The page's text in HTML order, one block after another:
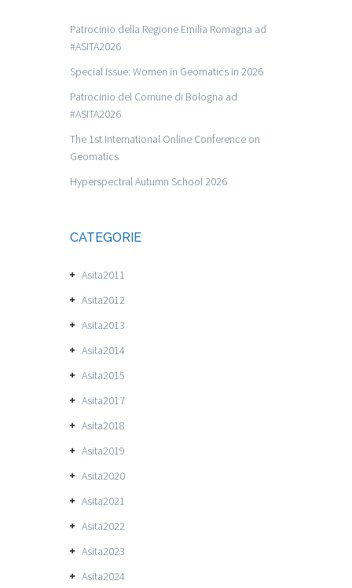
Patrocinio della Regione Emilia Romagna ad
#ASITA2026
Special Issue: Women in Geomatics in 2026
Patrocinio del Comune di Bologna ad
#ASITA2026
The 1st International Online Conference on
Geomatics
Hyperspectral Autumn School 2026
CATEGORIE
Asita2011
Asita2012
Asita2013
Asita2014
Asita2015
Asita2017
Asita2018
Asita2019
Asita2020
Asita2021
Asita2022
Asita2023
Asita2024